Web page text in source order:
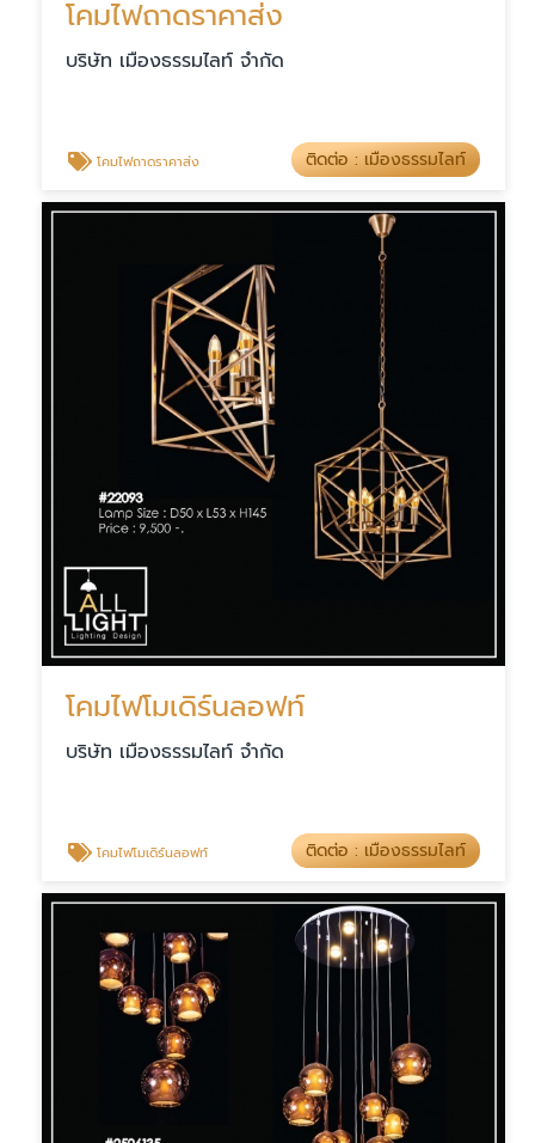
โคมไฟถาดราคาส่ง
บริษัท เมืองธรรมไลท์ จำกัด
โคมไฟถาดราคาส่ง ติดต่อ : เมืองธรรมไลท์
โคมไฟโมเดิร์นลอฟท์
บริษัท เมืองธรรมไลท์ จำกัด
โคมไฟโมเดิร์นลอฟท์ ติดต่อ : เมืองธรรมไลท์